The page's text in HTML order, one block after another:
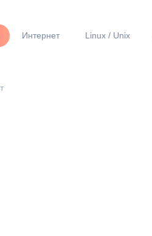
Интернет Linux / Unix